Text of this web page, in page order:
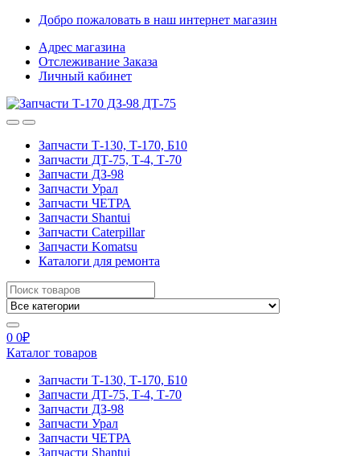
Skip
navigation
Skip
content
Добро пожаловать в наш интернет магазин
Адрес магазина
Отслеживание Заказа
Личный кабинет
Запчасти Т-130, Т-170, Б10
Запчасти ДТ-75, Т-4, Т-70
Запчасти ДЗ-98
Запчасти Урал
Запчасти ЧЕТРА
Запчасти Shantui
Запчасти Caterpillar
Запчасти Komatsu
Каталоги для ремонта
Search
for:
0 0₽
Каталог товаров
Запчасти Т-130, Т-170, Б10
Запчасти ДТ-75, Т-4, Т-70
Запчасти ДЗ-98
Запчасти Урал
Запчасти ЧЕТРА
Запчасти Shantui